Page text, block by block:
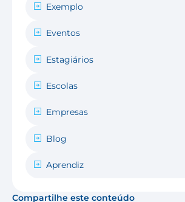
Exemplo
Eventos
Estagiários
Escolas
Empresas
Blog
Aprendiz
Compartilhe este conteúdo